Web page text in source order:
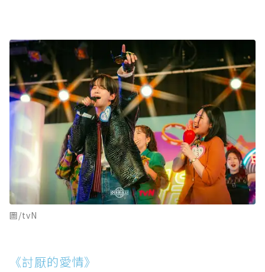
圖/tvN
《討厭的愛情》